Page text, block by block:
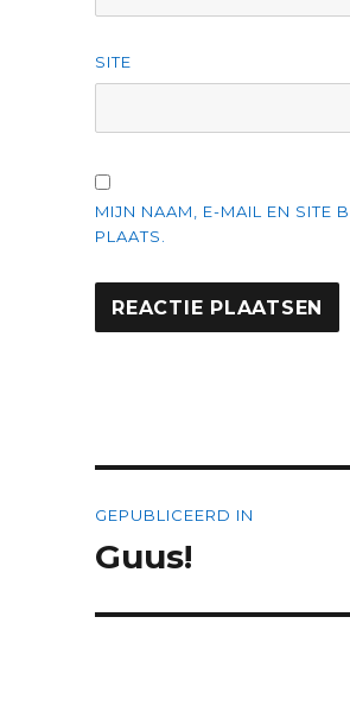
SITE
MIJN NAAM, E-MAIL EN SITE
PLAATS.
navigatie
GEPUBLICEERD IN
Guus!